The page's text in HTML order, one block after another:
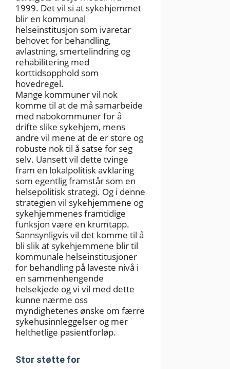
1999. Det vil si at sykehjemmet
blir en kommunal
helseinstitusjon som ivaretar
behovet for behandling,
avlastning, smertelindring og
rehabilitering med
korttidsopphold som
hovedregel.
Mange kommuner vil nok
komme til at de må samarbeide
med nabokommuner for å
drifte slike sykehjem, mens
andre vil mene at de er store og
robuste nok til å satse for seg
selv. Uansett vil dette tvinge
fram en lokalpolitisk avklaring
som egentlig framstår som en
helsepolitisk strategi. Og i denne
strategien vil sykehjemmene og
sykehjemmenes framtidige
funksjon være en krumtapp.
Sannsynligvis vil det komme til å
bli slik at sykehjemmene blir til
kommunale helseinstitusjoner
for behandling på laveste nivå i
en sammenhengende
helsekjede og vi vil med dette
kunne nærme oss
myndighetenes ønske om færre
sykehusinnleggelser og mer
helthetlige pasientforløp.
Stor støtte for